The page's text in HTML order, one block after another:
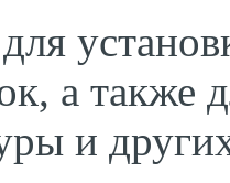
, а также
и